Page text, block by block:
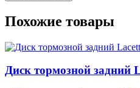
Похожие товары
Диск тормозной задний